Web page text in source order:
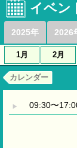
イベン
2025年 2026
1月 2月
カレンダー
▶ 09:30〜